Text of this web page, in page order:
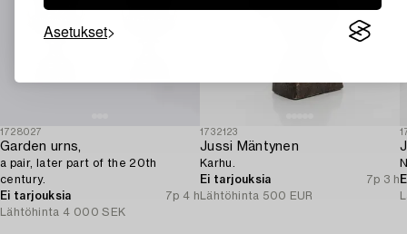
Asetukset
1728027
Garden urns,
a pair, later part of the 20th
century.
Ei tarjouksia
7p 4 h
Lähtöhinta 4 000 SEK
1732123
Jussi Mäntynen
Karhu.
Ei tarjouksia
7p 3 h
Lähtöhinta 500 EUR